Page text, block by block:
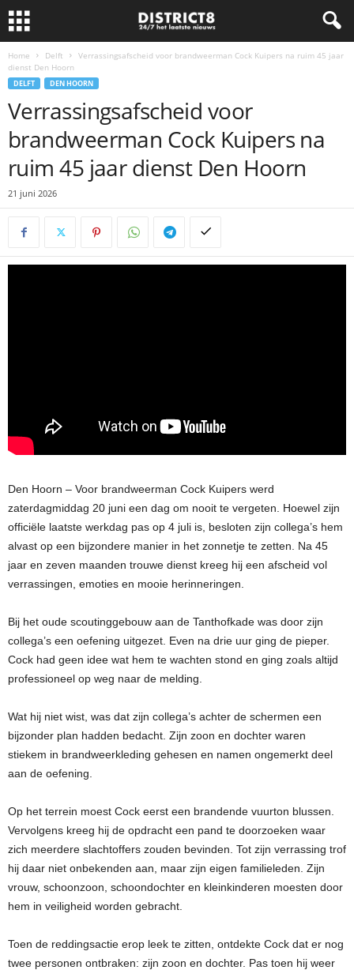
Home Delft
Verrassingsafscheid voor brandweerman Cock Kuipers na ruim 45 jaar
dienst Den Hoorn
DELFT DEN HOORN
Verrassingsafscheid voor
brandweerman Cock Kuipers na
ruim 45 jaar dienst Den Hoorn
21 juni 2026
Den Hoorn – Voor brandweerman Cock Kuipers werd
zaterdagmiddag 20 juni een dag om nooit te vergeten. Hoewel zijn
officiële laatste werkdag pas op 4 juli is, besloten zijn collega’s hem
alvast op een bijzondere manier in het zonnetje te zetten. Na 45
jaar en zeven maanden trouwe dienst kreeg hij een afscheid vol
verrassingen, emoties en mooie herinneringen.
Bij het oude scoutinggebouw aan de Tanthofkade was door zijn
collega’s een oefening uitgezet. Even na drie uur ging de pieper.
Cock had geen idee wat hem te wachten stond en ging zoals altijd
professioneel op weg naar de melding.
Wat hij niet wist, was dat zijn collega’s achter de schermen een
bijzonder plan hadden bedacht. Zijn zoon en dochter waren
stiekem in brandweerkleding gehesen en namen ongemerkt deel
aan de oefening.
Op het terrein moest Cock eerst een brandende vuurton blussen.
Vervolgens kreeg hij de opdracht een pand te doorzoeken waar
zich meerdere slachtoffers zouden bevinden. Tot zijn verrassing trof
hij daar niet onbekenden aan, maar zijn eigen familieleden. Zijn
vrouw, schoonzoon, schoondochter en kleinkinderen moesten door
hem in veiligheid worden gebracht.
Toen de reddingsactie erop leek te zitten, ontdekte Cock dat er nog
twee personen ontbraken: zijn zoon en dochter. Pas toen hij weer